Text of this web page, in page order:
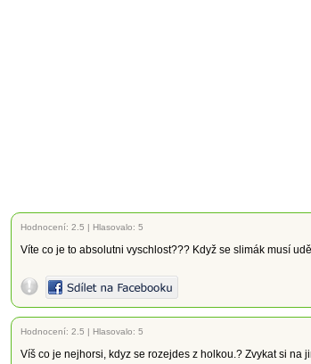
Hodnocení: 2.5 | Hlasovalo: 5
Víte co je to absolutni vyschlost??? Když se slimák musí
Hodnocení: 2.5 | Hlasovalo: 5
Víš co je nejhorsi, kdyz se rozejdes z holkou.? Zvykat si na